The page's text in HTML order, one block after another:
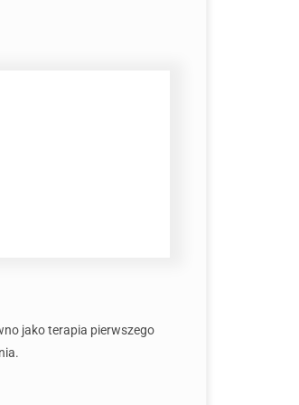
jako terapia pierwszego